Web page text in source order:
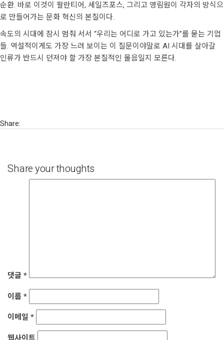
순환. 바로 이것이 팔란티어, 세일즈포스, 그리고 영림원이 각자의 방식으
로 만들어가는 문화 혁신의 본질이다.
속도의 시대에 잠시 멈춰 서서 “우리는 어디로 가고 있는가”를 묻는 기업
들. 역설적이게도 가장 느려 보이는 이 질문이야말로 AI 시대를 살아갈
인류가 반드시 던져야 할 가장 본질적인 물음일지 모른다.
Share:
Share your thoughts
댓글 *
이름 *
이메일 *
웹사이트